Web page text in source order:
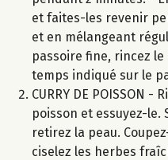
et faites-les revenir
et en mélangeant
passoire fine, rincez
temps indiqué sur le
CURRY DE POISSON
poisson et essuyez-le.
retirez la peau.
ciselez les herbes